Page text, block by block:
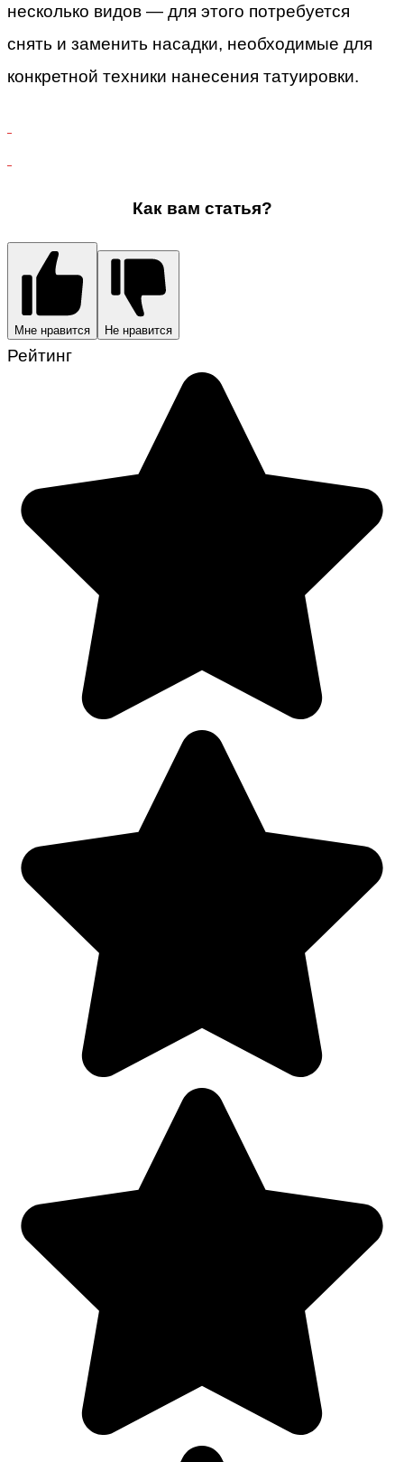
несколько видов — для этого потребуется
снять и заменить насадки, необходимые для
конкретной техники нанесения татуировки.
Как вам статья?
Мне нравится Не нравится
Рейтинг